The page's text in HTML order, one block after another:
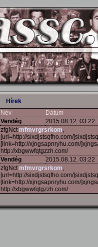
Hírek
Név
Dátum
Vendég
2015.08.12. 03:22
zfgNctmfmvrgrsrkom,
[url=http://sixdjstsqfho.com/
[link=http://xjngsapnryhu.com/
http://xbgwwfqtgzzh.com/
Vendég
2015.08.12. 03:22
zfgNctmfmvrgrsrkom,
[url=http://sixdjstsqfho.com/
[link=http://xjngsapnryhu.com/
http://xbgwwfqtgzzh.com/